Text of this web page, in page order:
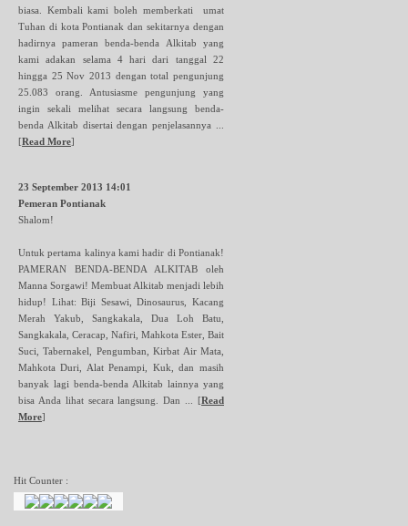
biasa. Kembali kami boleh memberkati umat
Tuhan di kota Pontianak dan sekitarnya dengan
hadirnya pameran benda-benda Alkitab yang
kami adakan selama 4 hari dari tanggal 22
hingga 25 Nov 2013 dengan total pengunjung
25.083 orang. Antusiasme pengunjung yang
ingin sekali melihat secara langsung benda-
benda Alkitab disertai dengan penjelasannya ...
[Read More]
23 September 2013 14:01
Pemeran Pontianak
Shalom!
Untuk pertama kalinya kami hadir di Pontianak!
PAMERAN BENDA-BENDA ALKITAB oleh
Manna Sorgawi! Membuat Alkitab menjadi lebih
hidup! Lihat: Biji Sesawi, Dinosaurus, Kacang
Merah Yakub, Sangkakala, Dua Loh Batu,
Sangkakala, Ceracap, Nafiri, Mahkota Ester, Bait
Suci, Tabernakel, Pengumban, Kirbat Air Mata,
Mahkota Duri, Alat Penampi, Kuk, dan masih
banyak lagi benda-benda Alkitab lainnya yang
bisa Anda lihat secara langsung. Dan ... [Read
More]
Hit Counter :